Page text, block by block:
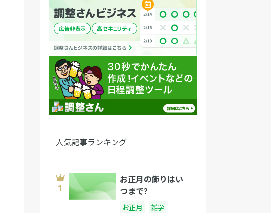
人気記事ランキング
お正月の飾りはい
つまで?
お正月 雑学